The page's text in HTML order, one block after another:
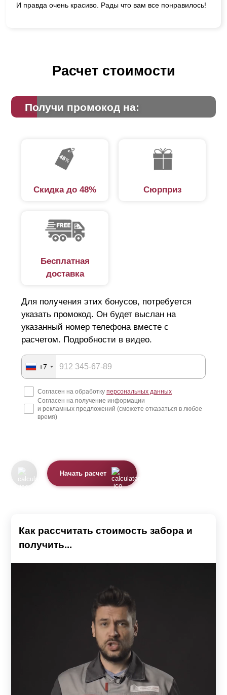
И правда очень красиво. Рады что вам все понравилось!
Расчет стоимости
Получи промокод на:
Скидка до 48% Сюрприз
Бесплатная
доставка
Для получения этих бонусов, потребуется
указать промокод. Он будет выслан на
указанный номер телефона вместе с
расчетом. Подробности в видео.
+7
Согласен на обработку персональных данных
Согласен на получение информации
и рекламных предложений (сможете отказаться в любое
время)
Начать расчет
Как рассчитать стоимость забора и
получить...